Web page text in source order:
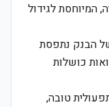
המיוחסת לגידול
הבנק נתפסת
כושלות
טובה,